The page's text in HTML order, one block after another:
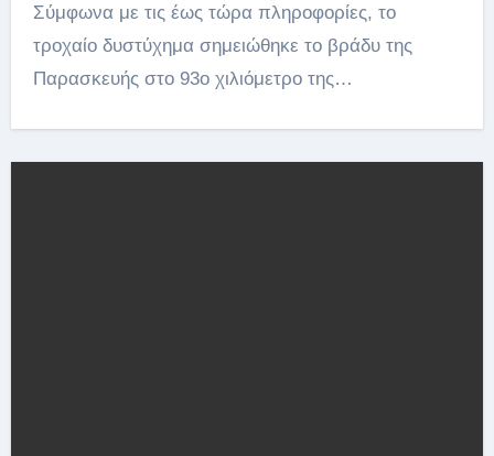
Σύμφωνα με τις έως τώρα πληροφορίες, το
τροχαίο δυστύχημα σημειώθηκε το βράδυ της
Παρασκευής στο 93ο χιλιόμετρο της…